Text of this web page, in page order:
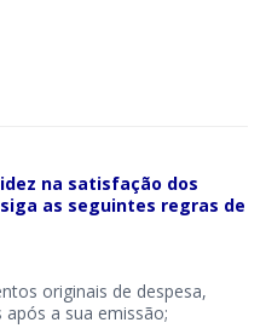
na satisfação dos
as seguintes regras de
originais de despesa,
a sua emissão;